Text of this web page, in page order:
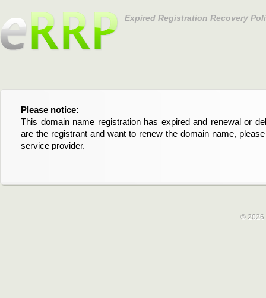
Expired Registration Recovery
Please notice:
This domain name registration has expired and renewal or
are the registrant and want to renew the domain name,
service provider.
Bitte beachten Sie:
Diese Domainregistrierung ist abgelaufen und die
Domain stehen an. Wenn Sie der Registrant sind und
verlängern möchten, kontaktieren Sie bitte Ihren Service-
© 2026